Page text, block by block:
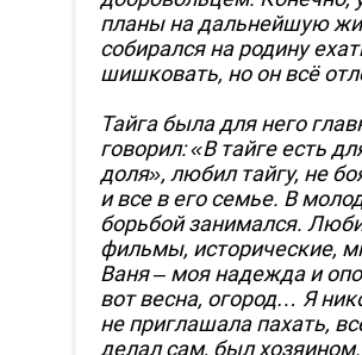
планы на дальнейшую
собирался на родину
шишковать, но он всё
Тайга была для него
говорил: «В тайге есть
доля», любил тайгу, не
и все в его семье. В
борьбой занимался.
фильмы, исторические,
Ваня – моя надежда и
вот весна, огород… Я
не приглашала пахать,
делал сам, был хозяином.